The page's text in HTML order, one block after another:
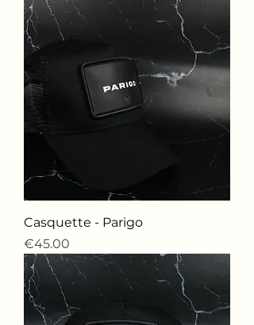
Casquette - Parigo
価格
€45.00